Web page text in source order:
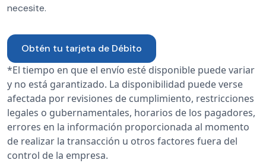
necesite.
Obtén tu tarjeta de Débito
*El tiempo en que el envío esté disponible puede variar
y no está garantizado. La disponibilidad puede verse
afectada por revisiones de cumplimiento, restricciones
legales o gubernamentales, horarios de los pagadores,
errores en la información proporcionada al momento
de realizar la transacción u otros factores fuera del
control de la empresa.